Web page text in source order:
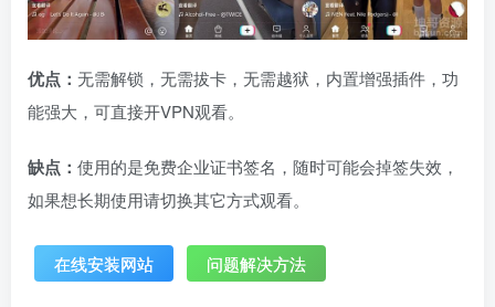
优点： 无需解锁，无需拔卡，无需越狱，内置增强插件，功
能强大，可直接开VPN观看。
缺点： 使用的是免费企业证书签名，随时可能会掉签失效，
如果想长期使用请切换其它方式观看。
在线安装网站 问题解决方法